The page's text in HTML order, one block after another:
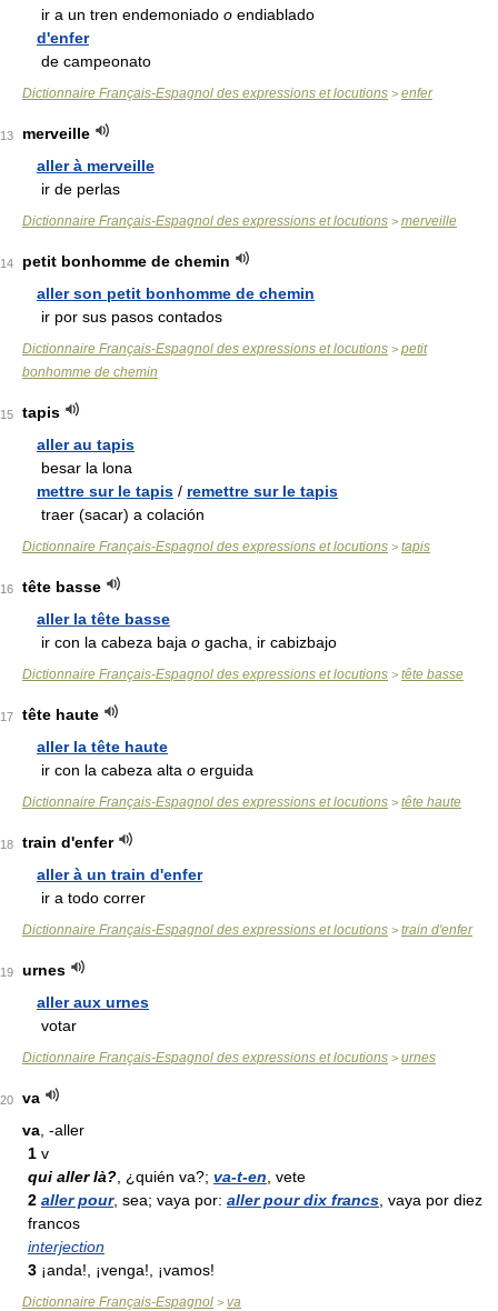
ir a un tren endemoniado o endiablado
d'enfer
de campeonato
Dictionnaire Français-Espagnol des expressions et locutions > enfer
13
merveille
aller à merveille
ir de perlas
Dictionnaire Français-Espagnol des expressions et locutions > merveille
14
petit bonhomme de chemin
aller son petit bonhomme de chemin
ir por sus pasos contados
Dictionnaire Français-Espagnol des expressions et locutions > petit
bonhomme de chemin
15
tapis
aller au tapis
besar la lona
mettre sur le tapis / remettre sur le tapis
traer (sacar) a colación
Dictionnaire Français-Espagnol des expressions et locutions > tapis
16
tête basse
aller la tête basse
ir con la cabeza baja o gacha, ir cabizbajo
Dictionnaire Français-Espagnol des expressions et locutions > tête basse
17
tête haute
aller la tête haute
ir con la cabeza alta o erguida
Dictionnaire Français-Espagnol des expressions et locutions > tête haute
18
train d'enfer
aller à un train d'enfer
ir a todo correr
Dictionnaire Français-Espagnol des expressions et locutions > train d'enfer
19
urnes
aller aux urnes
votar
Dictionnaire Français-Espagnol des expressions et locutions > urnes
20
va
va , -aller
1 v
qui aller là? , ¿quién va?; va-t-en , vete
2 aller pour, sea; vaya por: aller pour dix francs , vaya por diez
francos
interjection
3 ¡anda!, ¡venga!, ¡vamos!
Dictionnaire Français-Espagnol > va